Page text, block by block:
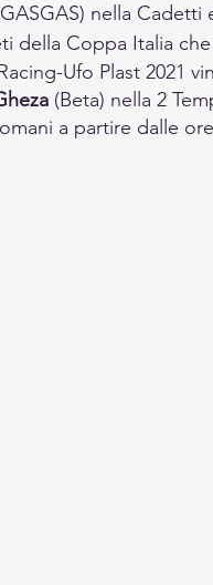
nella Cadetti
della Coppa Italia
Ufo Plast 2021
(Beta) nella 2
a partire dalle